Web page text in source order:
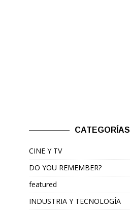
CATEGORÍAS
CINE Y TV
DO YOU REMEMBER?
featured
INDUSTRIA Y TECNOLOGÍA